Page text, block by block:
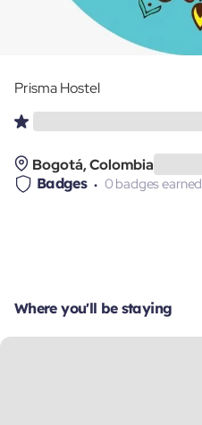
Prisma Hostel
Bogotá, Colombia
Badges 0 badges earned
Where you'll be staying